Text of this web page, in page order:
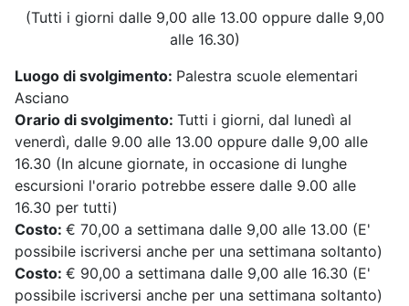
(Tutti i giorni dalle 9,00 alle 13.00 oppure dalle 9,00
alle 16.30)
Luogo di svolgimento: Palestra scuole elementari
Asciano
Orario di svolgimento: Tutti i giorni, dal lunedì al
venerdì, dalle 9.00 alle 13.00 oppure dalle 9,00 alle
16.30 (In alcune giornate, in occasione di lunghe
escursioni l'orario potrebbe essere dalle 9.00 alle
16.30 per tutti)
Costo: € 70,00 a settimana dalle 9,00 alle 13.00 (E'
possibile iscriversi anche per una settimana soltanto)
Costo: € 90,00 a settimana dalle 9,00 alle 16.30 (E'
possibile iscriversi anche per una settimana soltanto)